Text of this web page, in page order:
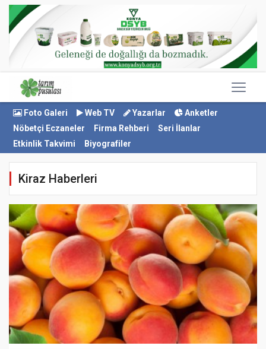
Foto Galeri Web TV Yazarlar
Anketler
Nöbetçi Eczaneler
Firma Rehberi
Seri İlanlar
Etkinlik Takvimi
Biyografiler
Kiraz Haberleri